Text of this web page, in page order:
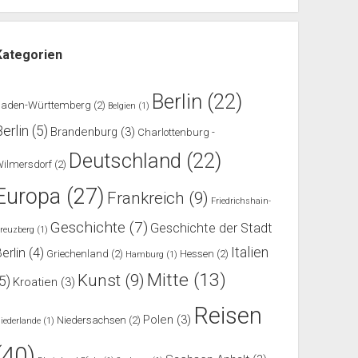
Württemberg (2) Belgien (1) Berlin (22)
(5) Brandenburg (3) Charlottenburg -
(2) Deutschland (22)
(27) Frankreich (9) Friedrichshain-
(1) Geschichte (7) Geschichte der Stadt
(4) Griechenland (2) Hamburg (1) Hessen (2) Italien
Kroatien (3) Kunst (9) Mitte (13)
(1) Niedersachsen (2) Polen (3) Reisen